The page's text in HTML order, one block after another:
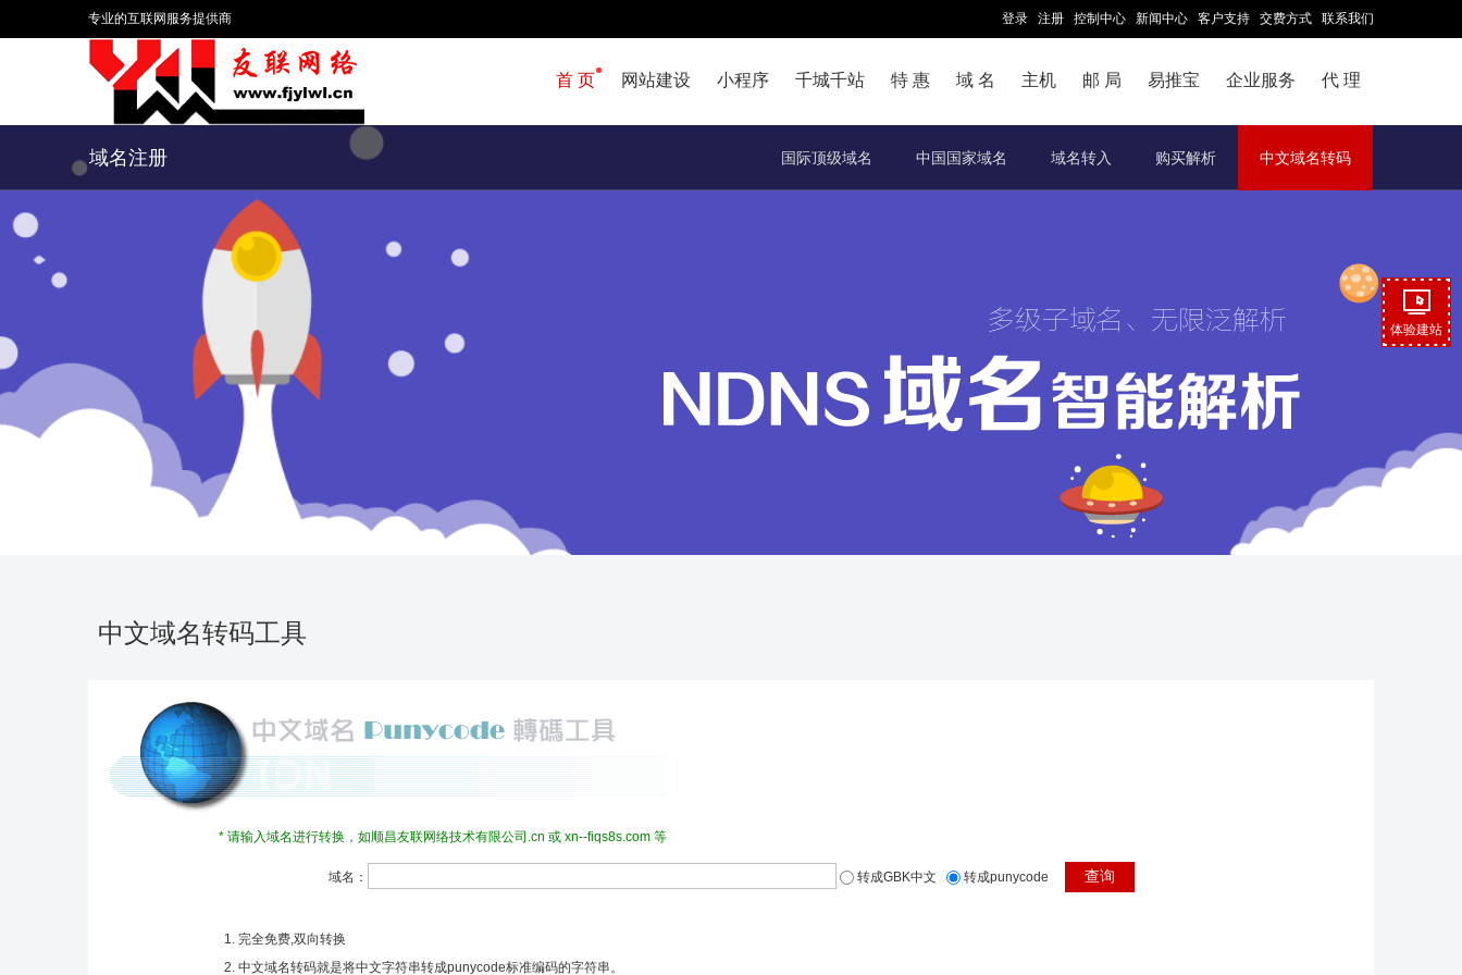
专业的互联网服务提供商 登录 注册 控制中心 新闻中心 客户支持 交费方式 联系我们
首 页 网站建设 小程序 千城千站 特 惠 域 名 主机 邮 局 易推宝 企业服务 代 理
域名注册 中文域名转码
购买解析
域名转入
中国国家域名
国际顶级域名
中文域名转码工具
* 请输入域名进行转换，如顺昌友联网络技术有限公司.cn 或 xn--fiqs8s.com 等
域名： 转成GBK中文 转成punycode
1. 完全免费,双向转换
2. 中文域名转码就是将中文字符串转成punycode标准编码的字符串。
体验建站